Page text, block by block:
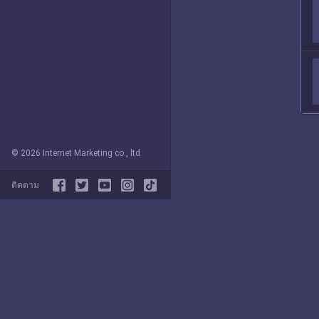
© 2026 Internet Marketing co., ltd
ติดตาม